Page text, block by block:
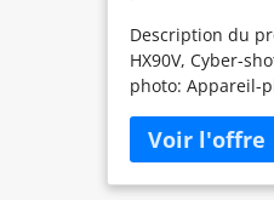
Selfie, Viseur
Description du
HX90V, Cyber-
photo: Appareil-
haute résolution
Zoom numérique:
optique: 30x